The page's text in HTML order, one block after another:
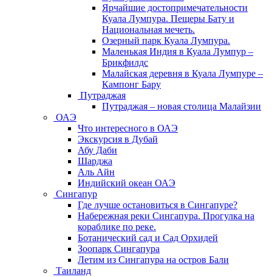
Ярчайшие достопримечательности
Куала Лумпура. Пещеры Бату и
Национальная мечеть.
Озерный парк Куала Лумпура.
Маленькая Индия в Куала Лумпур –
Брикфилдс
Малайская деревня в Куала Лумпуре –
Кампонг Бару
Путраджая
Путраджая – новая столица Малайзии
ОАЭ
Что интересного в ОАЭ
Экскурсия в Дубай
Абу Даби
Шарджа
Аль Айн
Индийский океан ОАЭ
Сингапур
Где лучше остановиться в Сингапуре?
Набережная реки Сингапура. Прогулка на
кораблике по реке.
Ботанический сад и Сад Орхидей
Зоопарк Сингапура
Летим из Сингапура на остров Бали
Таиланд